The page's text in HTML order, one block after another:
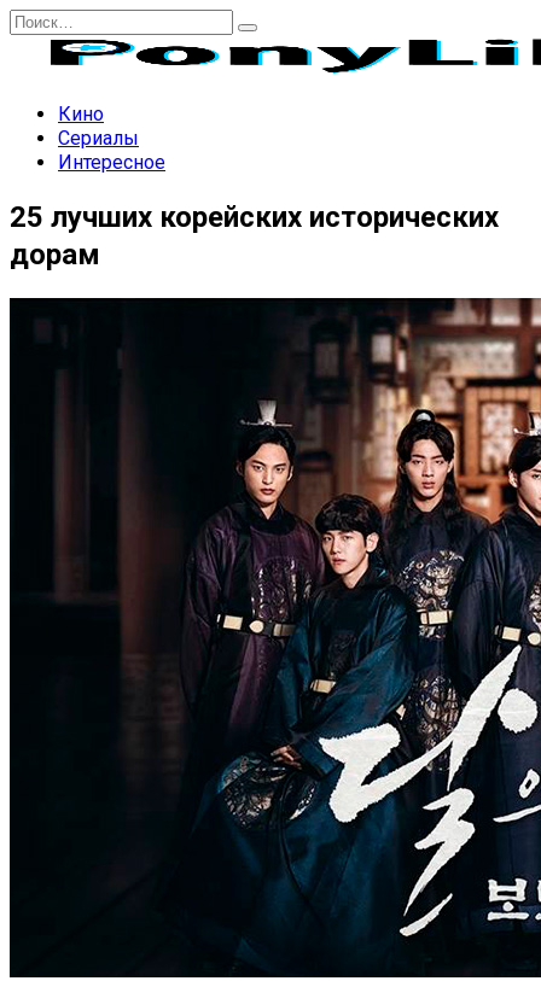
Перейти
содержанию
Search
Кино
Сериалы
Интересное
25 лучших корейских исторических
дорам